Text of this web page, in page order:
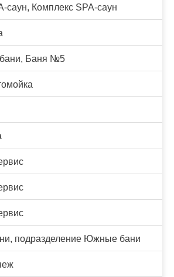
саун, Комплекс SPA-саун
бани, Баня №5
подразделение Южные бани